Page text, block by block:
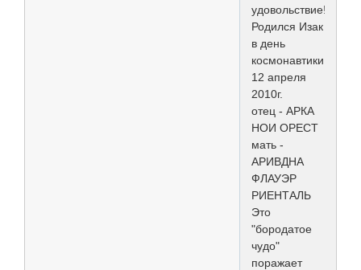
удовольствие!
Родился Изак
в день
космонавтики
12 апреля
2010г.
отец - АРКА
НОИ ОРЕСТ
мать -
АРИВДНА
ФЛАУЭР
РИЕНТАЛЬ
Это
"бородатое
чудо"
поражает